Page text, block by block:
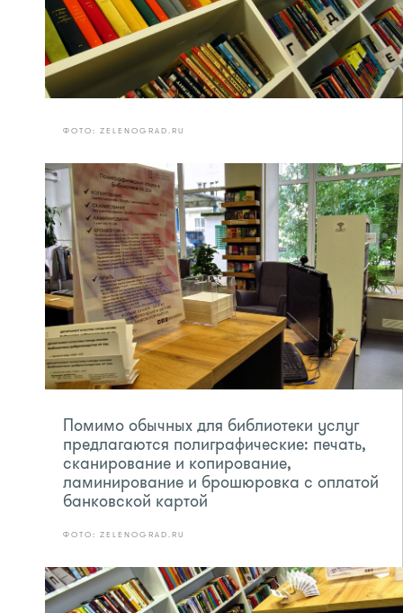
ФОТО: ZELENOGRAD.RU
Помимо обычных для библиотеки услуг
предлагаются полиграфические: печать,
сканирование и копирование,
ламинирование и брошюровка с оплатой
банковской картой
ФОТО: ZELENOGRAD.RU